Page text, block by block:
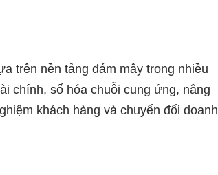
trên nền tảng đám mây trong nhiều
chính, số hóa chuỗi cung ứng, nâng
khách hàng và chuyển đổi doanh